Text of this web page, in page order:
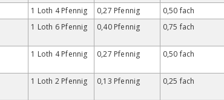
1 Loth 4 Pfennig 0,27 Pfennig
0,50 fach
1 Loth 6 Pfennig 0,40 Pfennig 0,75 fach
1 Loth 4 Pfennig 0,27 Pfennig 0,50 fach
1 Loth 2 Pfennig 0,13 Pfennig 0,25 fach